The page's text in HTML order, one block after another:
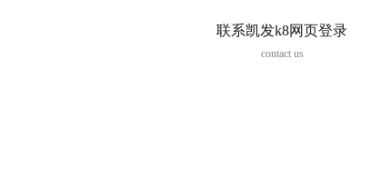
联系凯发k8网页登录
contact us